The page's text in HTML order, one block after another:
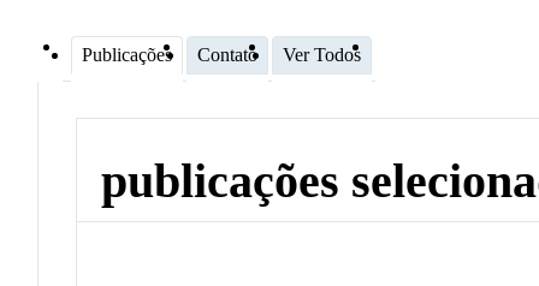
Publicações Contato Ver Todos
publicações